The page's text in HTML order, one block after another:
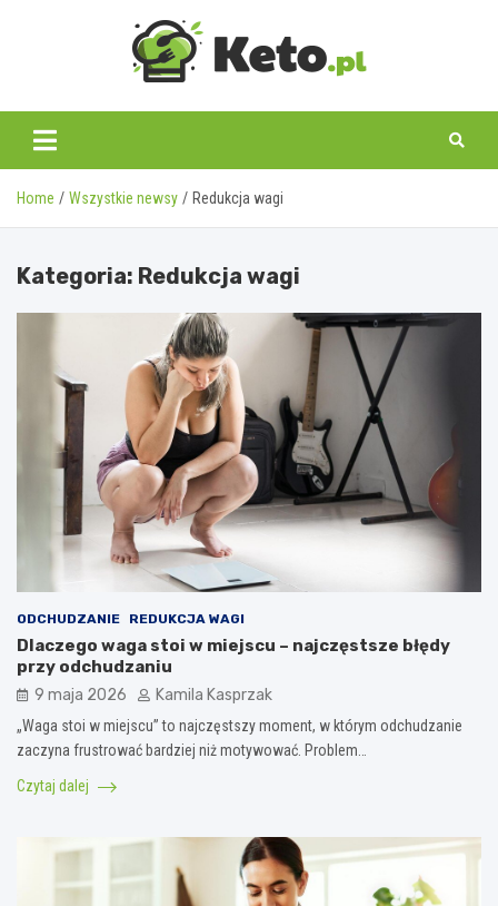
keto.pl
Home Wszystkie newsy Redukcja wagi
Kategoria: Redukcja wagi
ODCHUDZANIE REDUKCJA WAGI
Dlaczego waga stoi w miejscu – najczęstsze błędy
przy odchudzaniu
9 maja 2026 Kamila Kasprzak
„Waga stoi w miejscu” to najczęstszy moment, w którym odchudzanie
zaczyna frustrować bardziej niż motywować. Problem…
Czytaj dalej